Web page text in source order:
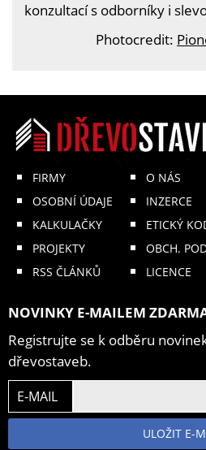
konzultací s odborníky i
Photocredit:
FIRMY
OSOBNÍ ÚDAJE
KALKULAČKY
PROJEKTY
RSS ČLÁNKŮ
O NÁS
INZERCE
ETICKÝ
OBCH.
LICENCE
NOVINKY E-MAILEM
Registrujte se k odběru
dřevostaveb.
E-MAIL
ULOŽIT E-